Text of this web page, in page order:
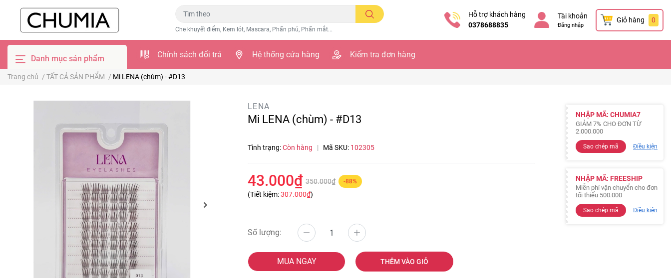
Che khuyết điểm, Kem lót, Mascara, Phấn phủ, Phấn mắt...
Hỗ trợ khách hàng
0378688835
Tài khoản
Đăng nhập
Giỏ hàng 0
Danh mục sản phẩm Chính sách đổi trả Hệ thống cửa hàng Kiểm tra đơn hàng
Trang chủ / TẤT CẢ SẢN PHẨM / Mi LENA (chùm) - #D13
LENA
Mi LENA (chùm) - #D13
Tình trạng:Còn hàng | Mã SKU: 102305
43.000₫ 350.000₫ -88%
(Tiết kiệm:307.000₫)
Số lượng:
MUA NGAY THÊM VÀO GIỎ
NHẬP MÃ: CHUMIA7
GIẢM 7% CHO ĐƠN TỪ
2.000.000
Sao chép mã Điều kiện
NHẬP MÃ: FREESHIP
Miễn phí vận chuyển cho đơn
tối thiểu 500.000
Sao chép mã Điều kiện